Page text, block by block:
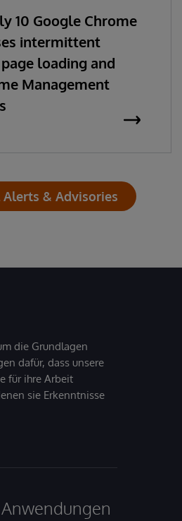
10 Google Chrome
intermittent
loading and
Management
& Advisories
die Grundlagen
dafür, dass unsere
für ihre Arbeit
sie Erkenntnisse